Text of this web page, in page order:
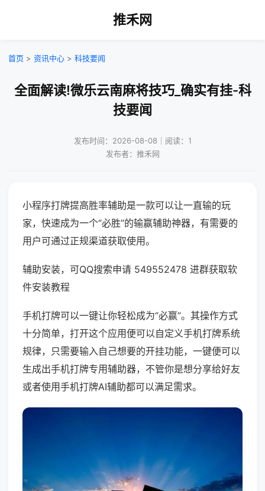
推禾网
首页 > 资讯中心 > 科技要闻
全面解读!微乐云南麻将技巧_确实有挂-科
技要闻
发布时间：2026-08-08｜阅读：1
发布者：推禾网
小程序打牌提高胜率辅助是一款可以让一直输的玩
家，快速成为一个“必胜”的输赢辅助神器，有需要的
用户可通过正规渠道获取使用。
辅助安装，可QQ搜索申请 549552478 进群获取软
件安装教程
手机打牌可以一键让你轻松成为“必赢”。其操作方式
十分简单，打开这个应用便可以自定义手机打牌系统
规律，只需要输入自己想要的开挂功能，一键便可以
生成出手机打牌专用辅助器，不管你是想分享给好友
或者使用手机打牌AI辅助都可以满足需求。